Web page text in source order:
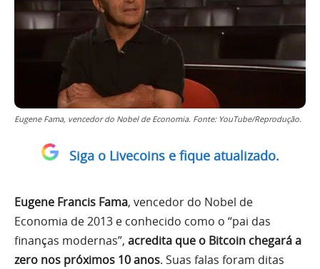
Eugene Fama, vencedor do Nobel de Economia. Fonte: YouTube/Reprodução.
Siga o Livecoins e fique atualizado.
Eugene Francis Fama, vencedor do Nobel de
Economia de 2013 e conhecido como o “pai das
finanças modernas”, acredita que o Bitcoin chegará a
zero nos próximos 10 anos. Suas falas foram ditas